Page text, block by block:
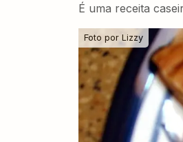
É uma receita
Foto por Lizzy